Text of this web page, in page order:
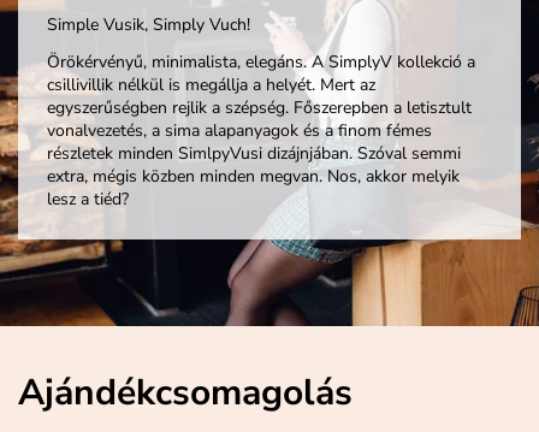
Simple Vusik, Simply Vuch!
Örökérvényű, minimalista, elegáns. A SimplyV kollekció a
csillivillik nélkül is megállja a helyét. Mert az
egyszerűségben rejlik a szépség. Főszerepben a letisztult
vonalvezetés, a sima alapanyagok és a finom fémes
részletek minden SimlpyVusi dizájnjában. Szóval semmi
extra, mégis közben minden megvan. Nos, akkor melyik
lesz a tiéd?
Ajándékcsomagolás